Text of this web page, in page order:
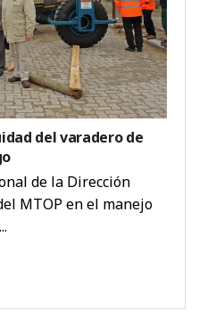
del varadero de
de la Dirección
MTOP en el manejo